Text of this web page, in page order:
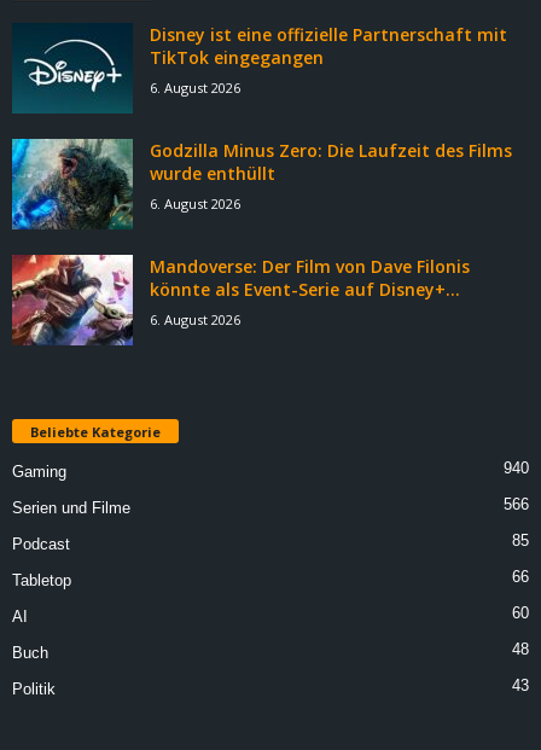
Disney ist eine offizielle Partnerschaft mit
TikTok eingegangen
6. August 2026
Godzilla Minus Zero: Die Laufzeit des Films
wurde enthüllt
6. August 2026
Mandoverse: Der Film von Dave Filonis
könnte als Event-Serie auf Disney+...
6. August 2026
Beliebte Kategorie
Gaming 940
Serien und Filme 566
Podcast 85
Tabletop 66
AI 60
Buch 48
Politik 43